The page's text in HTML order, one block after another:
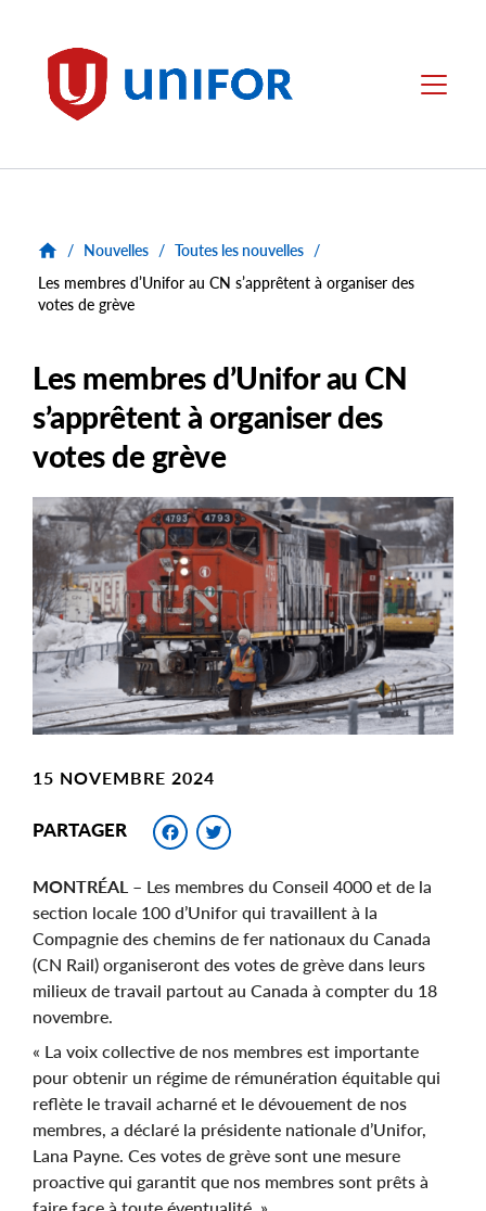
Unifor Menu
/ Nouvelles / Toutes les nouvelles /
Les membres d’Unifor au CN s’apprêtent à organiser des
votes de grève
Les membres d’Unifor au CN
s’apprêtent à organiser des
votes de grève
Main
Image
Image
15 NOVEMBRE 2024
PARTAGER Facebook
MONTRÉAL – Les membres du Conseil 4000 et de la
section locale 100 d’Unifor qui travaillent à la
Compagnie des chemins de fer nationaux du Canada
(CN Rail) organiseront des votes de grève dans leurs
milieux de travail partout au Canada à compter du 18
novembre.
« La voix collective de nos membres est importante
pour obtenir un régime de rémunération équitable qui
reflète le travail acharné et le dévouement de nos
membres, a déclaré la présidente nationale d’Unifor,
Lana Payne. Ces votes de grève sont une mesure
proactive qui garantit que nos membres sont prêts à